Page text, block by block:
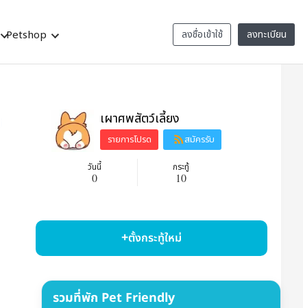
ลงชื่อเข้าใช้ ลงทะเบียน
Petshop
เผาศพสัตว์เลี้ยง
รายการโปรด
สมัครรับ
ข้อมูล
วันนี้
0
กระทู้
10
ตั้งกระทู้ใหม่
รวมที่พัก Pet Friendly